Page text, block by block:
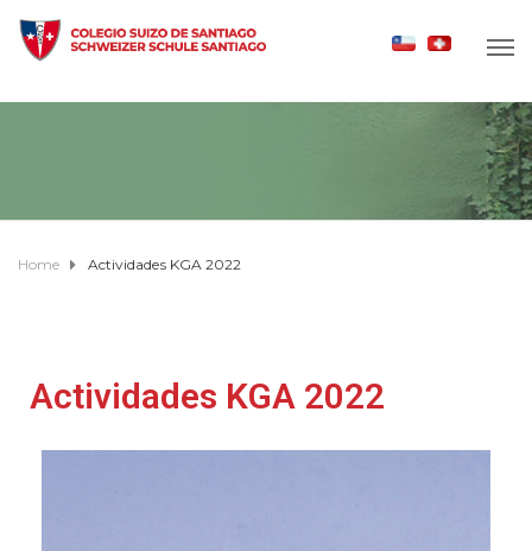
Home Actividades KGA 2022
Actividades KGA 2022